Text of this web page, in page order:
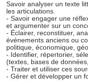
Savoir analyser un texte
les articulations.
- Savoir engager une
et argumenter sur un
- Éclairer, reconstituer,
événements anciens ou
politique, économique,
- Identifier, répertorier,
(textes, bases de
- Traiter et utiliser ces
- Gérer et développer un